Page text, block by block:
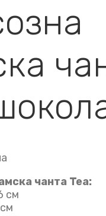
чанта Tea:
см